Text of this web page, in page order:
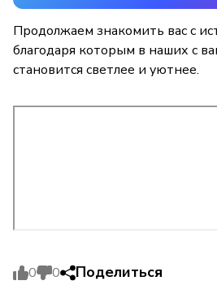
Продолжаем знакомить вас с
благодаря которым в наших с
становится светлее и уютнее.
0 0 Поделиться